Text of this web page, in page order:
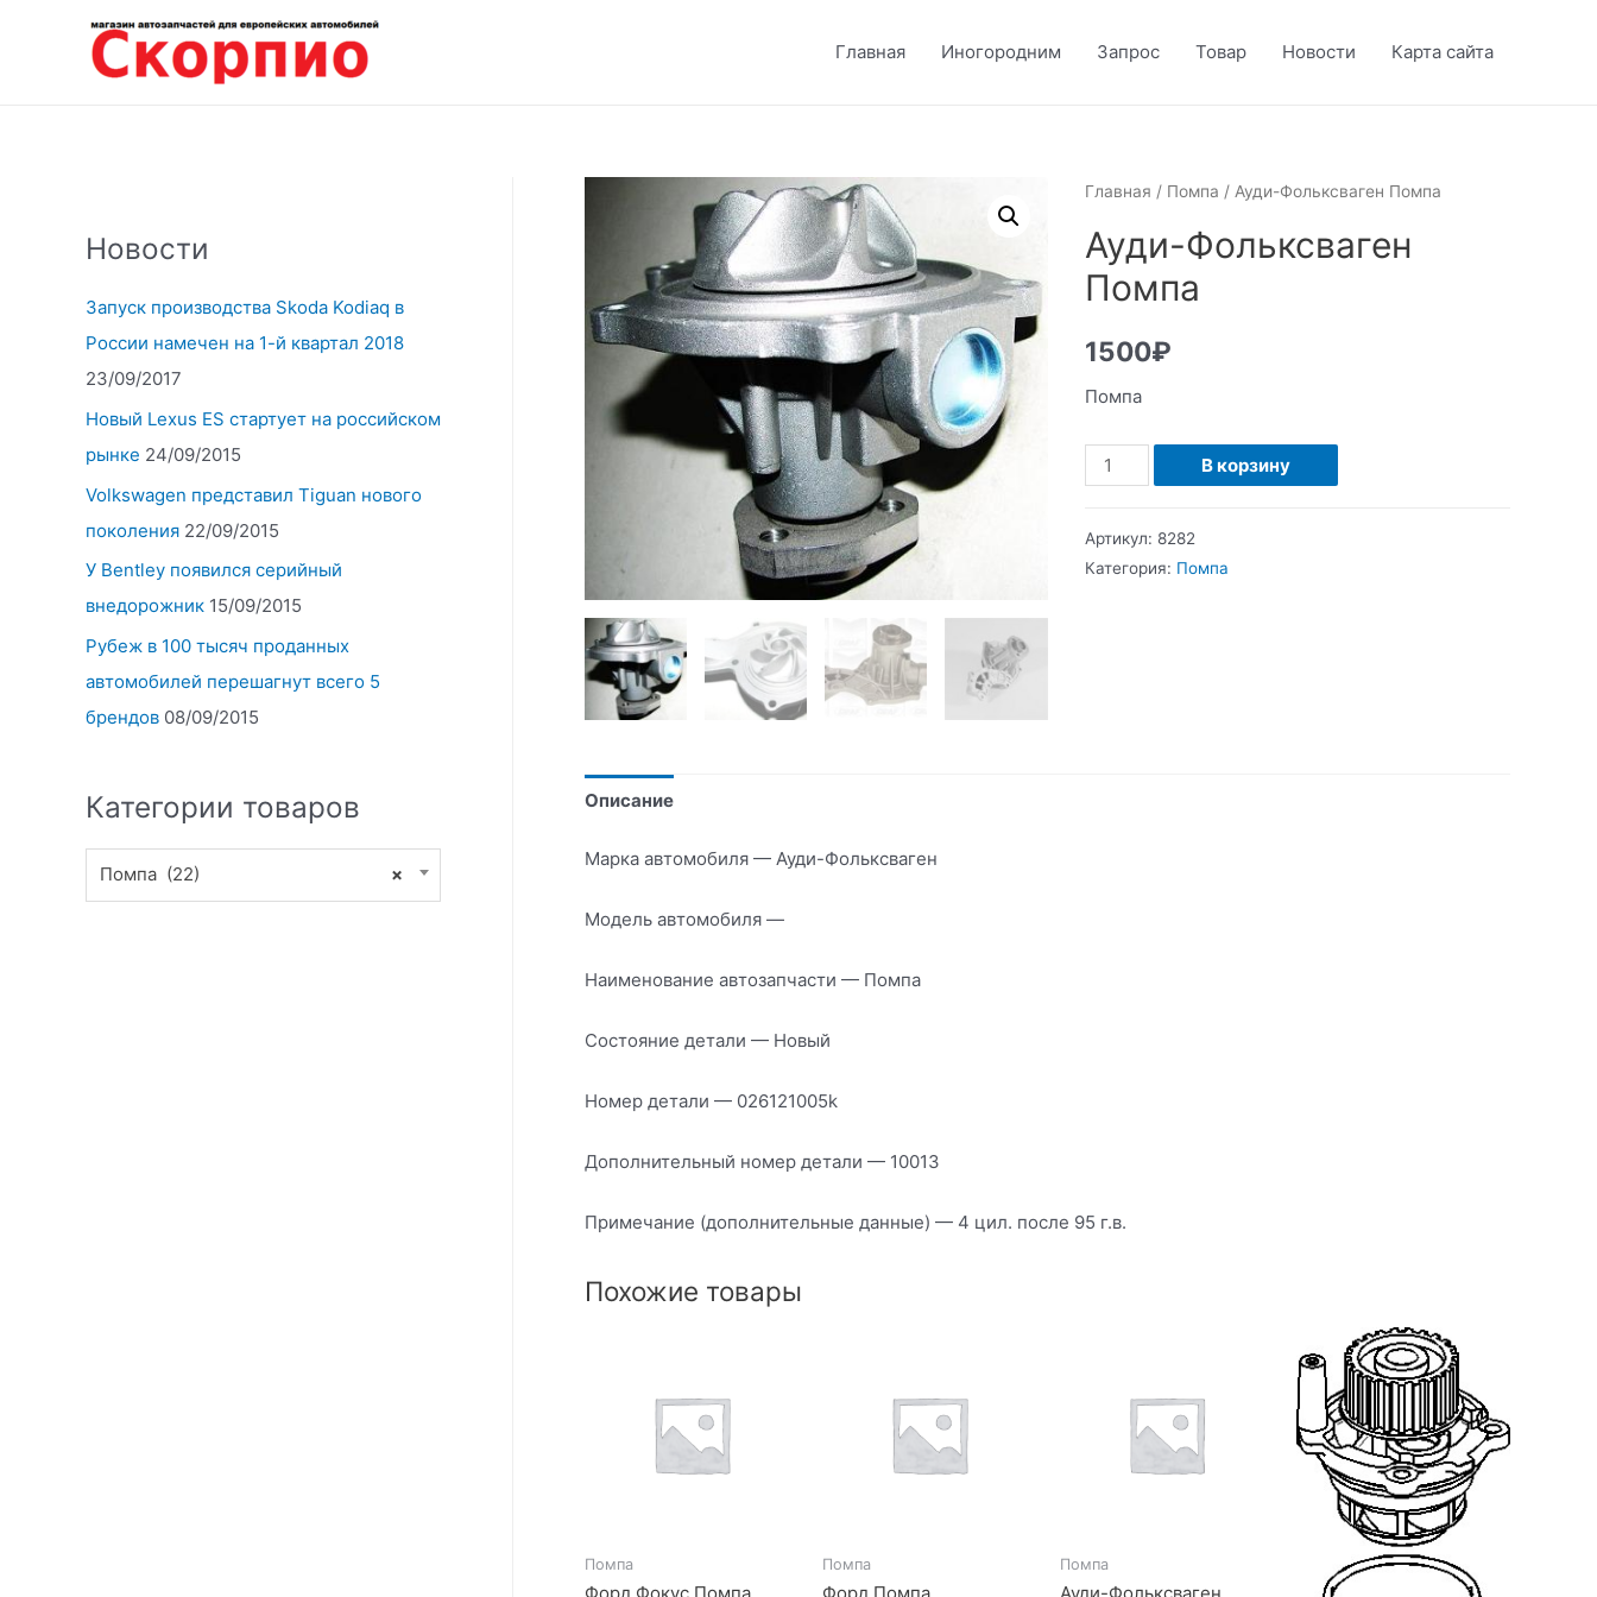
содержимому
Главная Иногородним Запрос Товар Новости Карта сайта
Новости
Запуск производства Skoda Kodiaq в
России намечен на 1-й квартал 2018
23/09/2017
Новый Lexus ES стартует на российском
рынке 24/09/2015
Volkswagen представил Tiguan нового
поколения 22/09/2015
У Bentley появился серийный
внедорожник 15/09/2015
Рубеж в 100 тысяч проданных
автомобилей перешагнут всего 5
брендов 08/09/2015
Категории товаров
×
Помпа (22)
Главная / Помпа / Ауди-Фольксваген Помпа
Ауди-Фольксваген
Помпа
1500₽
Помпа
Количество
Ауди-
Помпа
В корзину
Артикул: 8282
Категория: Помпа
Описание
Марка автомобиля — Ауди-Фольксваген
Модель автомобиля —
Наименование автозапчасти — Помпа
Состояние детали — Новый
Номер детали — 026121005k
Дополнительный номер детали — 10013
Примечание (дополнительные данные) — 4 цил. после 95 г.в.
Похожие товары
Помпа Помпа Помпа